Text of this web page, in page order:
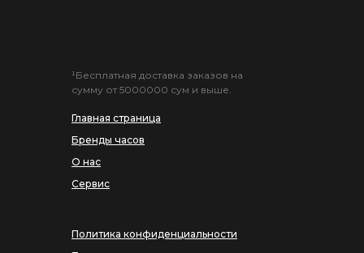
Главная страница
Бренды часов
О нас
Сервис
¹Бесплатная доставка заказов на
сумму от 5000000 сум и выше.
Политика конфиденциальности